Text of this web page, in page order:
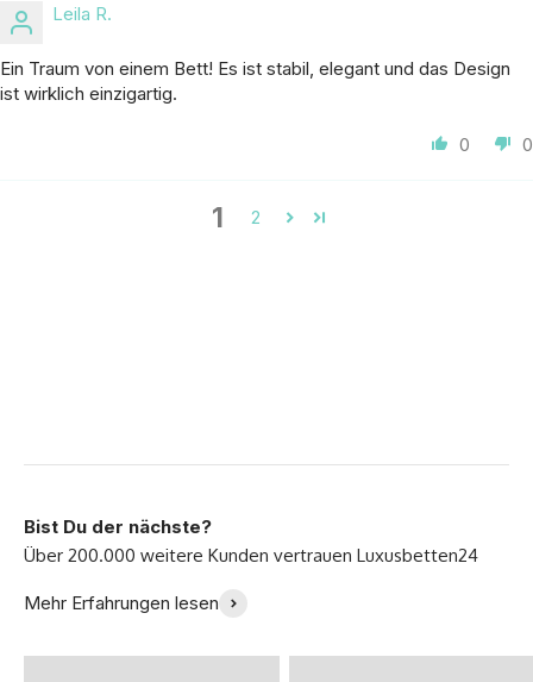
Leila R.
Ein Traum von einem Bett! Es ist stabil, elegant und das Design
ist wirklich einzigartig.
0 0
1 2
Bist Du der nächste?
Mehr Erfahrungen lesen
Bett gefunden! -